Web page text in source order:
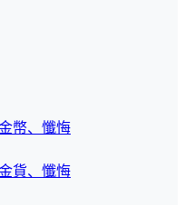
幣、懺悔
貨、懺悔